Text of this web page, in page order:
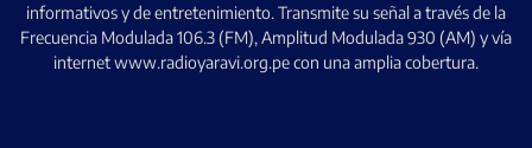
informativos y de entretenimiento. Transmite su señal a través de la
Frecuencia Modulada 106.3 (FM), Amplitud Modulada 930 (AM) y vía
internet www.radioyaravi.org.pe con una amplia cobertura.